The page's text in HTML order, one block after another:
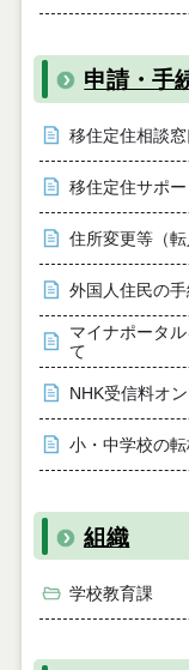
申請・手
移住定住相談
移住定住サポ
住所変更等（
外国人住民の
マイナポータ
て
NHK受信料オ
小・中学校の転
組織
学校教育課